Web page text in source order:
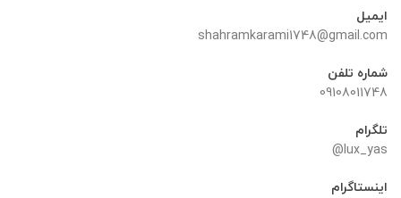
ایمیل
shahramkarami1748@gmail.com
شماره تلفن
09108011748
تلگرام
lux_yas@
اینستاگرام